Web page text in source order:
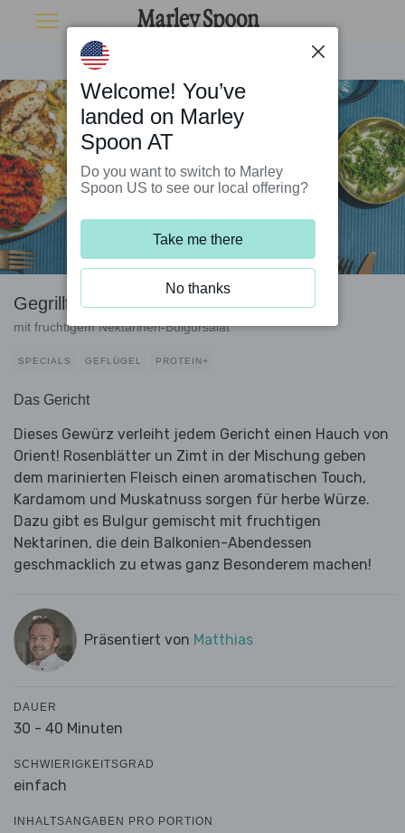
Gegrilltes Hähnchen und Tomate
mit fruchtigem Nektarinen-Bulgursalat
SPECIALS GEFLÜGEL PROTEIN+
Das Gericht
Dieses Gewürz verleiht jedem Gericht einen Hauch von
Orient! Rosenblätter un Zimt in der Mischung geben
dem marinierten Fleisch einen aromatischen Touch,
Kardamom und Muskatnuss sorgen für herbe Würze.
Dazu gibt es Bulgur gemischt mit fruchtigen
Nektarinen, die dein Balkonien-Abendessen
geschmacklich zu etwas ganz Besonderem machen!
Präsentiert von Matthias
DAUER
30 - 40 Minuten
SCHWIERIGKEITSGRAD
einfach
INHALTSANGABEN PRO PORTION
Welcome! You’ve
landed on Marley
Spoon AT
Do you want to switch to Marley
Spoon US to see our local offering?
Take me there
No thanks